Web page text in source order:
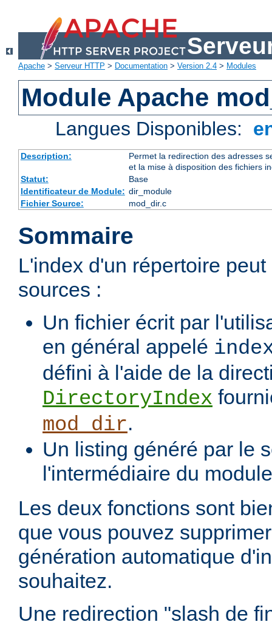
Apache > Serveur HTTP > Documentation > Version 2.4 > Modules
Module Apache
Langues Disponibles:
Description:
Permet la redirection des adresses
et la mise à disposition des fichiers
Statut:
Base
Identificateur de Module: dir_module
Fichier Source:
mod_dir.c
Sommaire
L'index d'un répertoire
sources :
Un fichier écrit par
en général appelé
défini à l'aide de la
DirectoryIndex
mod_dir.
Un listing généré par le
l'intermédiaire du
Les deux fonctions sont
que vous pouvez
génération automatique
souhaitez.
Une redirection "slash de